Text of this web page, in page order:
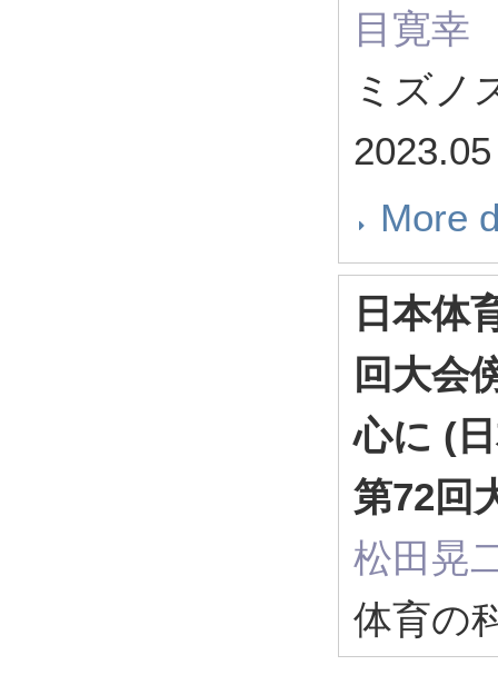
目寛幸
ミズノ
2023.05
More
日本体
回大会
心に (
第72回
松田晃
体育の